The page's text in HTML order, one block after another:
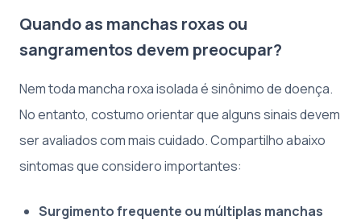
Quando as manchas roxas ou
sangramentos devem preocupar?
Nem toda mancha roxa isolada é sinônimo de doença.
No entanto, costumo orientar que alguns sinais devem
ser avaliados com mais cuidado. Compartilho abaixo
sintomas que considero importantes:
Surgimento frequente ou múltiplas manchas